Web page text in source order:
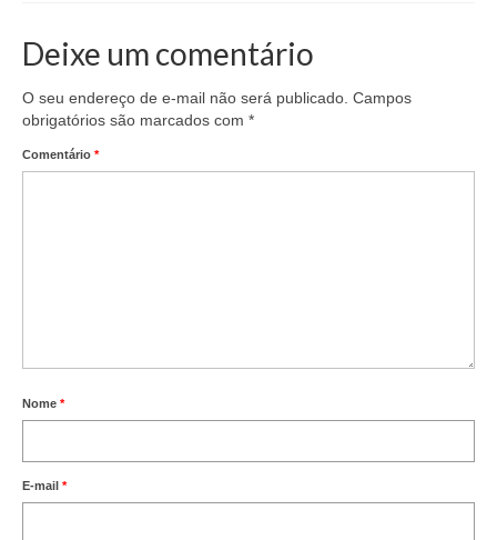
Deixe um comentário
O seu endereço de e-mail não será publicado. Campos
obrigatórios são marcados com *
Comentário *
Nome *
E-mail *